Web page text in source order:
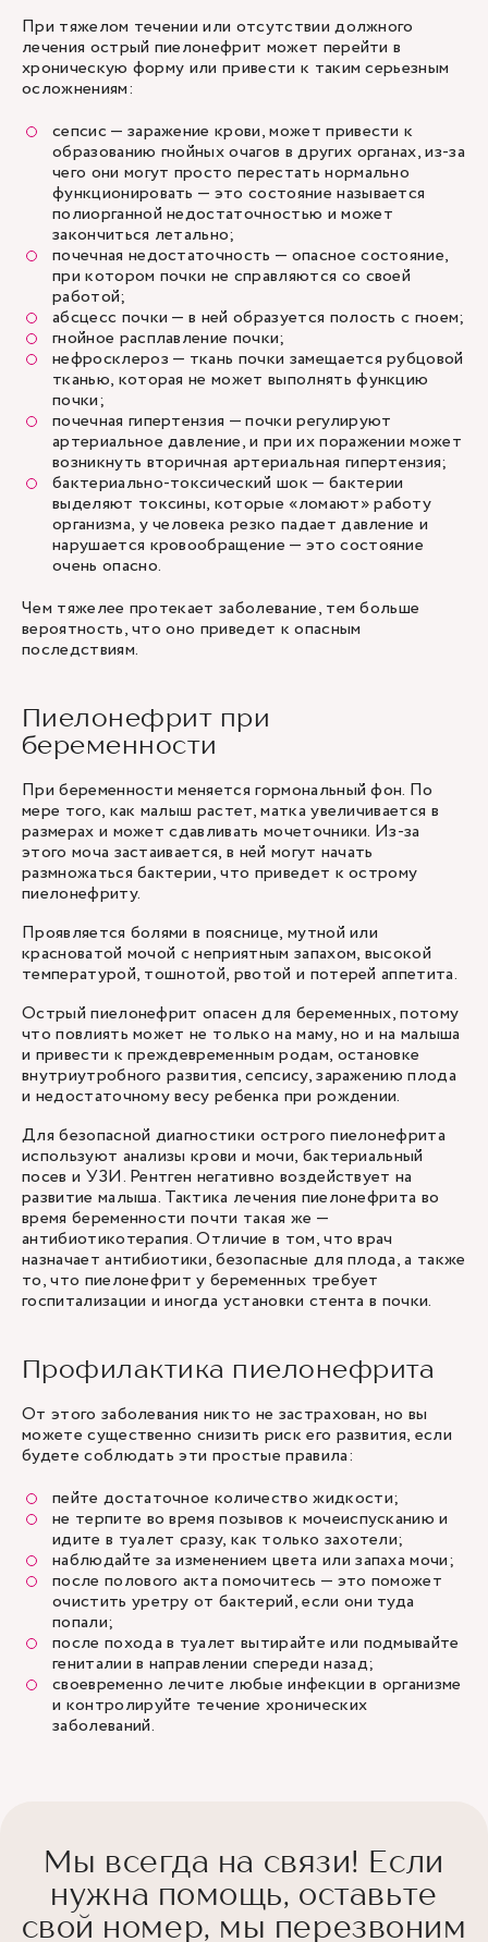
При тяжелом течении или отсутствии должного
лечения острый пиелонефрит может перейти в
хроническую форму или привести к таким серьезным
осложнениям:
сепсис — заражение крови, может привести к
образованию гнойных очагов в других органах, из-за
чего они могут просто перестать нормально
функционировать — это состояние называется
полиорганной недостаточностью и может
закончиться летально;
почечная недостаточность — опасное состояние,
при котором почки не справляются со своей
работой;
абсцесс почки — в ней образуется полость с гноем;
гнойное расплавление почки;
нефросклероз — ткань почки замещается рубцовой
тканью, которая не может выполнять функцию
почки;
почечная гипертензия — почки регулируют
артериальное давление, и при их поражении может
возникнуть вторичная артериальная гипертензия;
бактериально-токсический шок — бактерии
выделяют токсины, которые «ломают» работу
организма, у человека резко падает давление и
нарушается кровообращение — это состояние
очень опасно.
Чем тяжелее протекает заболевание, тем больше
вероятность, что оно приведет к опасным
последствиям.
Пиелонефрит при
беременности
При беременности меняется гормональный фон. По
мере того, как малыш растет, матка увеличивается в
размерах и может сдавливать мочеточники. Из-за
этого моча застаивается, в ней могут начать
размножаться бактерии, что приведет к острому
пиелонефриту.
Проявляется болями в пояснице, мутной или
красноватой мочой с неприятным запахом, высокой
температурой, тошнотой, рвотой и потерей аппетита.
Острый пиелонефрит опасен для беременных, потому
что повлиять может не только на маму, но и на малыша
и привести к преждевременным родам, остановке
внутриутробного развития, сепсису, заражению плода
и недостаточному весу ребенка при рождении.
Для безопасной диагностики острого пиелонефрита
используют анализы крови и мочи, бактериальный
посев и УЗИ. Рентген негативно воздействует на
развитие малыша. Тактика лечения пиелонефрита во
время беременности почти такая же —
антибиотикотерапия. Отличие в том, что врач
назначает антибиотики, безопасные для плода, а также
то, что пиелонефрит у беременных требует
госпитализации и иногда установки стента в почки.
Профилактика пиелонефрита
От этого заболевания никто не застрахован, но вы
можете существенно снизить риск его развития, если
будете соблюдать эти простые правила:
пейте достаточное количество жидкости;
не терпите во время позывов к мочеиспусканию и
идите в туалет сразу, как только захотели;
наблюдайте за изменением цвета или запаха мочи;
после полового акта помочитесь — это поможет
очистить уретру от бактерий, если они туда
попали;
после похода в туалет вытирайте или подмывайте
гениталии в направлении спереди назад;
своевременно лечите любые инфекции в организме
и контролируйте течение хронических
заболеваний.
Мы всегда на связи! Если
нужна помощь, оставьте
свой номер, мы перезвоним